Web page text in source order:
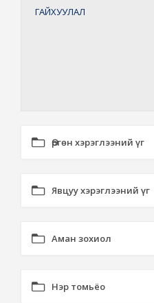
ГАЙХУУЛАЛ
Өргөн хэрэглээний үг
Явцуу хэрэглээний үг
Аман зохиол
Нэр томьёо